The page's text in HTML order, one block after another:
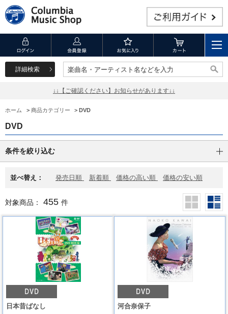
詳細検索 楽曲名・アーティスト名などを入力
楽曲名・アーティスト名などを入力
↓↓【ご確認ください】お知らせがあります↓↓
ホーム > 商品カテゴリー > DVD
DVD
条件を絞り込む
並べ替え： 発売日順 新着順 価格の高い順 価格の安い順
対象商品： 455 件
日本昔ばなし 河合奈保子